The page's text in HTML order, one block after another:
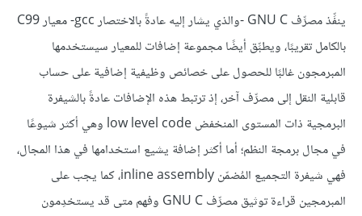
ينفِّذ مصرِّف GNU C -والذي يشار إليه عادةً بالاختصار gcc- معيار C99
بالكامل تقريبًا، ويطبِّق أيضًا مجموعة إضافات للمعيار سيستخدمها
المبرمجون غالبًا للحصول على خصائص وظيفية إضافية على حساب
قابلية النقل إلى مصرِّف آخر، إذ ترتبط هذه الإضافات عادةً بالشيفرة
البرمجية ذات المستوى المنخفض low level code وهي أكثر شيوعًا
في مجال برمجة النظم؛ أما أكثر إضافة يشيع استخدامها في هذا المجال،
فهي شيفرة التجميع المُضمّن inline assembly، كما يجب على
المبرمجين قراءة توثيق مصرِّف GNU C وفهم متى قد يستخدِمون